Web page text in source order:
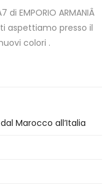
EMPORIO ARMANIÂ
ti aspettiamo presso il
colori .
Marocco all’Italia